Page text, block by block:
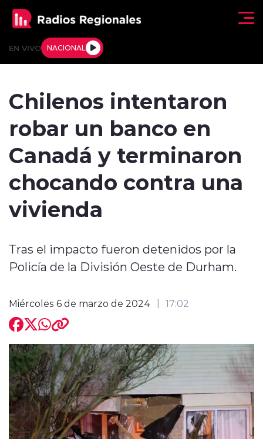
EN VIVO NACIONAL
Internacional
Entrevistas
modo claro
Chilenos intentaron
robar un banco en
Canadá y terminaron
chocando contra una
vivienda
Tras el impacto fueron detenidos por la
Policía de la División Oeste de Durham.
Miércoles 6 de marzo de 2024 17:02